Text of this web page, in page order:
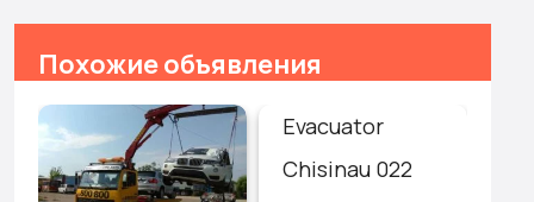
Похожие объявления
Evacuator
Chisinau 022